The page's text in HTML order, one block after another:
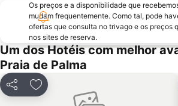
Cala Antena
Cala
Platja Palmira o Platja Peguera Palmira o Platja des Pouet
Cala Gran
Puerto de Valdemossa - Sa Marina
Paseo
Cala Esmeralda
Ballonfahrt mit All in One Mallorca
Santa
Cala Santanyi
Os preços e a disponibilidade que
mudam frequentemente. Como tal, pode
ofertas que consulta no trivago e os preços
nos sites de reserva.
Um dos Hotéis com melhor
Praia de Palma
PartilharAdicionar aos favoritos